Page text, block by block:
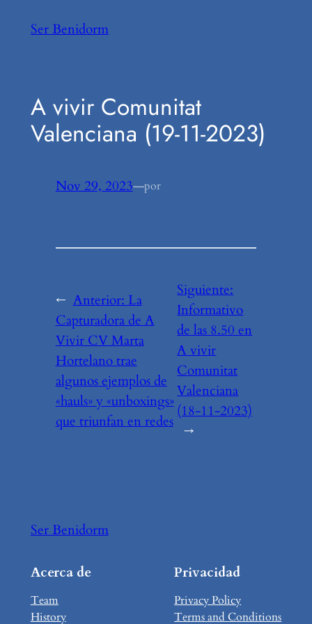
Ser Benidorm
A vivir Comunitat
Valenciana (19-11-2023)
Nov 29, 2023—por
← Anterior: La
Capturadora de A
Vivir CV Marta
Hortelano trae
algunos ejemplos de
«hauls» y «unboxings»
que triunfan en redes
Siguiente:
Informativo
de las 8.50 en
A vivir
Comunitat
Valenciana
(18-11-2023)
→
Ser Benidorm
Acerca de
Team
History
Privacidad
Privacy Policy
Terms and Conditions